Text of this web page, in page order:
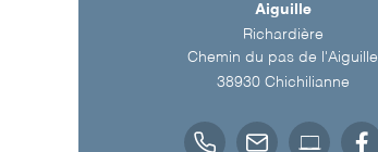
Aiguille
Richardière
Chemin du pas de l'Aiguille
38930 Chichilianne